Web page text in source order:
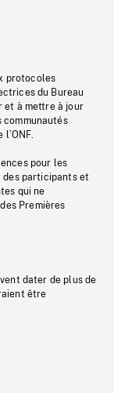
protocoles
du Bureau
et à mettre à jour
communautés
pour les
participants et
qui ne
Premières
dater de plus de
être